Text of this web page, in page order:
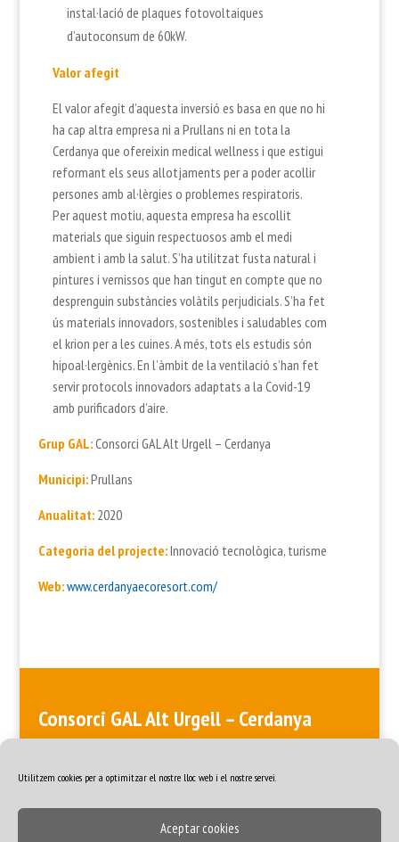
Utilitzem cookies per a optimitzar el nostre lloc web i el nostre servei.
Aceptar cookies
instal·lació de plaques fotovoltaiques
d’autoconsum de 60kW.
Valor afegit
El valor afegit d’aquesta inversió es basa en que no hi
ha cap altra empresa ni a Prullans ni en tota la
Cerdanya que ofereixin medical wellness i que estigui
reformant els seus allotjaments per a poder acollir
persones amb al·lèrgies o problemes respiratoris.
Per aquest motiu, aquesta empresa ha escollit
materials que siguin respectuosos amb el medi
ambient i amb la salut. S’ha utilitzat fusta natural i
pintures i vernissos que han tingut en compte que no
desprenguin substàncies volàtils perjudicials. S’ha fet
ús materials innovadors, sostenibles i saludables com
el krion per a les cuines. A més, tots els estudis són
hipoal·lergènics. En l’àmbit de la ventilació s’han fet
servir protocols innovadors adaptats a la Covid-19
amb purificadors d’aire.
Grup GAL:Consorci GAL Alt Urgell – Cerdanya
Municipi:Prullans
Anualitat:2020
Categoria del projecte:Innovació tecnològica, turisme
Web:www.cerdanyaecoresort.com/
Consorci GAL Alt Urgell – Cerdanya
· 17520 Puigcerdà · 972 88 48 84